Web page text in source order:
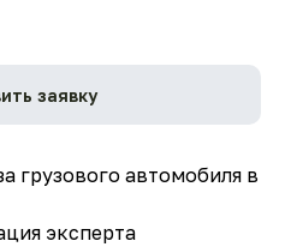
заявку
грузового автомобиля в
эксперта